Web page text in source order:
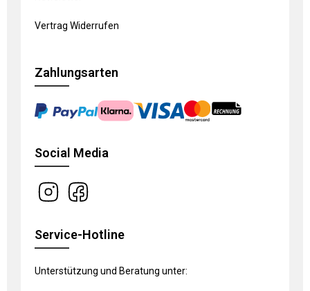
Vertrag Widerrufen
Zahlungsarten
Social Media
Service-Hotline
Unterstützung und Beratung unter: